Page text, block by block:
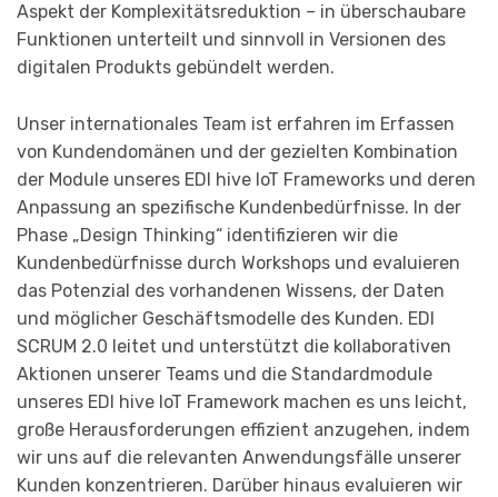
Aspekt der Komplexitätsreduktion – in überschaubare
Funktionen unterteilt und sinnvoll in Versionen des
digitalen Produkts gebündelt werden.
Unser internationales Team ist erfahren im Erfassen
von Kundendomänen und der gezielten Kombination
der Module unseres EDI hive IoT Frameworks und deren
Anpassung an spezifische Kundenbedürfnisse. In der
Phase „Design Thinking“ identifizieren wir die
Kundenbedürfnisse durch Workshops und evaluieren
das Potenzial des vorhandenen Wissens, der Daten
und möglicher Geschäftsmodelle des Kunden. EDI
SCRUM 2.0 leitet und unterstützt die kollaborativen
Aktionen unserer Teams und die Standardmodule
unseres EDI hive IoT Framework machen es uns leicht,
große Herausforderungen effizient anzugehen, indem
wir uns auf die relevanten Anwendungsfälle unserer
Kunden konzentrieren. Darüber hinaus evaluieren wir